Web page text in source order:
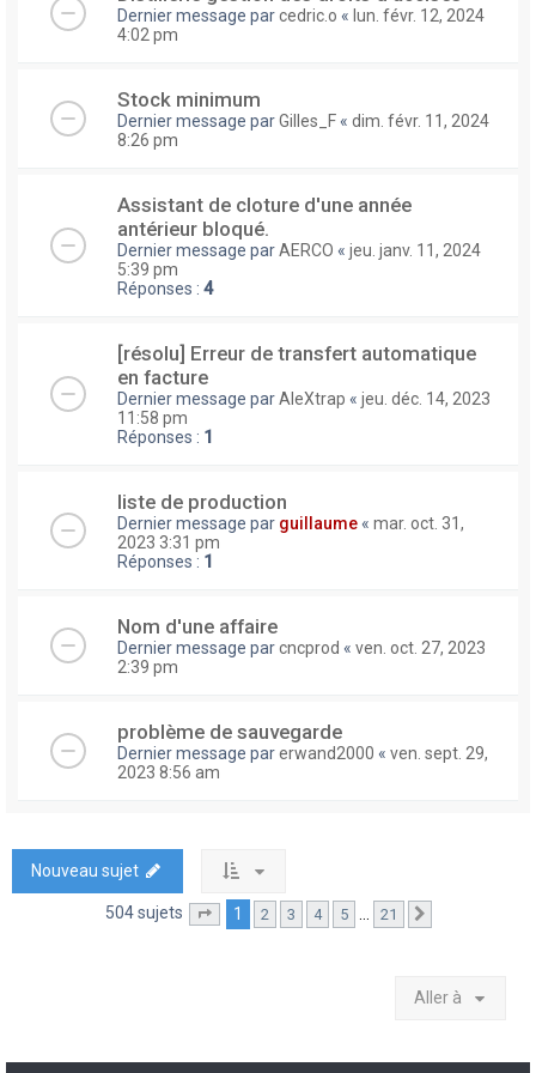
Dernier message parcedric.o « lun. févr. 12, 2024
4:02 pm
Stock minimum
Dernier message parGilles_F « dim. févr. 11, 2024
8:26 pm
Assistant de cloture d'une année
antérieur bloqué.
Dernier message parAERCO « jeu. janv. 11, 2024
5:39 pm
Réponses : 4
[résolu] Erreur de transfert automatique
en facture
Dernier message parAleXtrap « jeu. déc. 14, 2023
11:58 pm
Réponses : 1
liste de production
Dernier message par guillaume « mar. oct. 31,
2023 3:31 pm
Réponses : 1
Nom d'une affaire
Dernier message parcncprod « ven. oct. 27, 2023
2:39 pm
problème de sauvegarde
Dernier message parerwand2000 « ven. sept. 29,
2023 8:56 am
Nouveau sujet
504 sujets Page sur21
1 2 3 4 5 … 21
Aller à